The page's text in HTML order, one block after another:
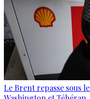
Le Brent repasse sous